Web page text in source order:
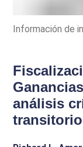
Información de
análisis